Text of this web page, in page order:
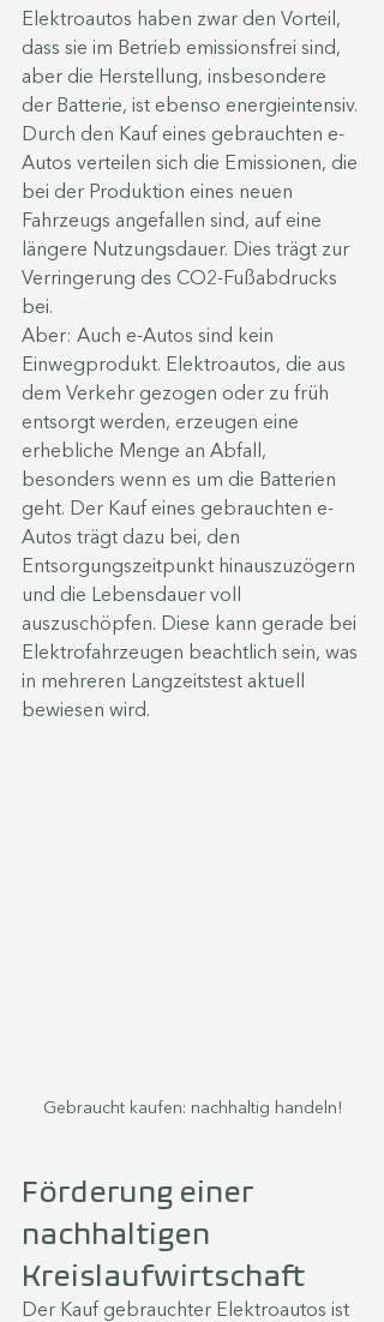
Elektroautos haben zwar den Vorteil,
dass sie im Betrieb emissionsfrei sind,
aber die Herstellung, insbesondere
der Batterie, ist ebenso energieintensiv.
Durch den Kauf eines gebrauchten e-
Autos verteilen sich die Emissionen, die
bei der Produktion eines neuen
Fahrzeugs angefallen sind, auf eine
längere Nutzungsdauer. Dies trägt zur
Verringerung des CO2-Fußabdrucks
bei.
Aber: Auch e-Autos sind kein
Einwegprodukt. Elektroautos, die aus
dem Verkehr gezogen oder zu früh
entsorgt werden, erzeugen eine
erhebliche Menge an Abfall,
besonders wenn es um die Batterien
geht. Der Kauf eines gebrauchten e-
Autos trägt dazu bei, den
Entsorgungszeitpunkt hinauszuzögern
und die Lebensdauer voll
auszuschöpfen. Diese kann gerade bei
Elektrofahrzeugen beachtlich sein, was
in mehreren Langzeitstest aktuell
bewiesen wird.
Gebraucht kaufen: nachhaltig handeln!
Förderung einer
nachhaltigen
Kreislaufwirtschaft
Der Kauf gebrauchter Elektroautos ist